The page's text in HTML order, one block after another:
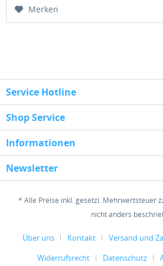
Merken
Service Hotline
Shop Service
Informationen
Newsletter
* Alle Preise inkl. gesetzl. Mehrwertsteuer
nicht anders
Über uns Kontakt
Versand und
Widerrufsrecht
Datenschutz